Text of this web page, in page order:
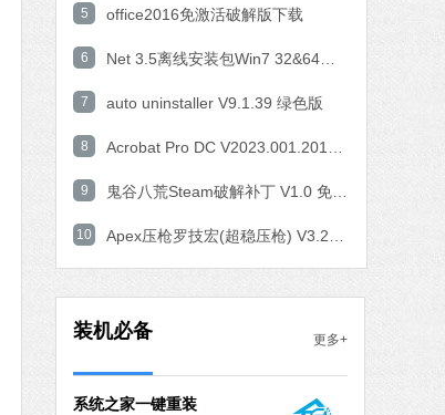
5 office2016免激活破解版下载
6
7 auto uninstaller V9.1.39 绿色版
8
9
10
装机必备 更多+
软件语言：简体中文
腾讯视频
软件语言：简体中文
下载
系统之家一键重装